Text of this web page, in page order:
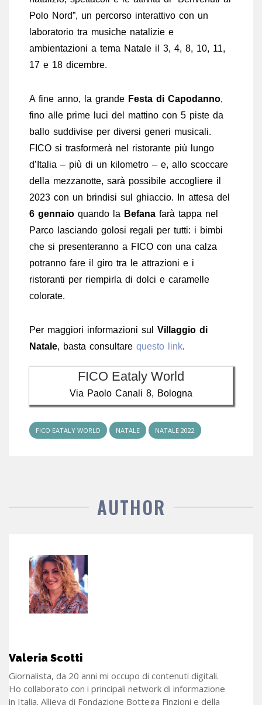
Polo Nord”, un percorso interattivo con un
laboratorio tra musiche natalizie e
ambientazioni a tema Natale il 3, 4, 8, 10, 11,
17 e 18 dicembre.
A fine anno, la grande Festa di Capodanno,
fino alle prime luci del mattino con 5 piste da
ballo suddivise per diversi generi musicali.
FICO si trasformerà nel ristorante più lungo
d’Italia – più di un kilometro – e, allo scoccare
della mezzanotte, sarà possibile accogliere il
2023 con un brindisi sul ghiaccio. In attesa del
6 gennaio quando la Befana farà tappa nel
Parco lasciando golosi regali per tutti: i bimbi
che si presenteranno a FICO con una calza
potranno fare il giro tra le attrazioni e i
ristoranti per riempirla di dolci e caramelle
colorate.
Per maggiori informazioni sul Villaggio di
Natale, basta consultare questo link.
FICO Eataly World
Via Paolo Canali 8, Bologna
FICO EATALY WORLD NATALE NATALE 2022
AUTHOR
Valeria Scotti
Giornalista, da 20 anni mi occupo di contenuti digitali.
Ho collaborato con i principali network di informazione
in Italia. Allieva di Fondazione Bottega Finzioni e della